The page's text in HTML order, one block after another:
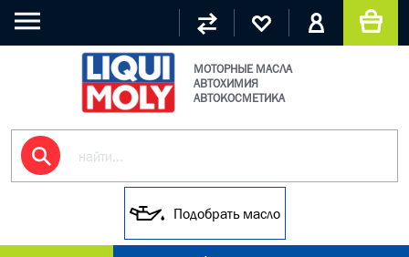
МОТОРНЫЕ МАСЛА
АВТОХИМИЯ
АВТОКОСМЕТИКА
Подобрать масло